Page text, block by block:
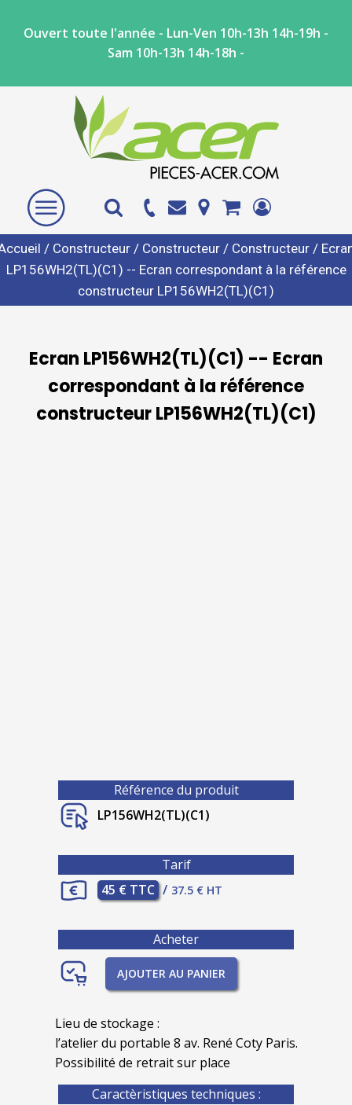
Ouvert toute l'année - Lun-Ven 10h-13h 14h-19h -
Sam 10h-13h 14h-18h -
/ Constructeur / Constructeur / Constructeur /
LP156WH2(TL)(C1) -- Ecran correspondant à la référence
constructeur LP156WH2(TL)(C1)
Ecran LP156WH2(TL)(C1) -- Ecran
correspondant à la référence
constructeur LP156WH2(TL)(C1)
Référence du produit
LP156WH2(TL)(C1)
Tarif
45 € TTC / 37.5 € HT
Acheter
AJOUTER AU PANIER
Lieu de stockage :
l’atelier du portable 8 av. René Coty Paris.
Possibilité de retrait sur place
Caractèristiques techniques :